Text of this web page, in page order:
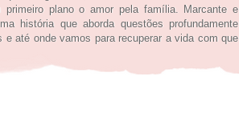
plano o amor pela família. Marcante e
história que aborda questões profundamente
até onde vamos para recuperar a vida com que